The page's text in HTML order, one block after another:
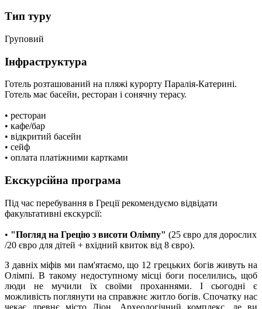
Тип туру
Груповий
Інфраструктура
Готель розташований на пляжі курорту Паралія-Катерині.
Готель має басейн, ресторан і сонячну терасу.
• ресторан
• кафе/бар
• відкритий басейн
• сейф
• оплата платіжними картками
Екскурсійна програма
Під час перебування в Греції рекомендуємо відвідати
факультативні екскурсії:
• "Погляд на Грецію з висоти Олімпу" (25 євро для дорослих
/20 євро для дітей + вхідний квиток від 8 євро).
З давніх міфів ми пам'ятаємо, що 12 грецьких богів живуть на
Олімпі. В такому недоступному місці боги поселились, щоб
люди не мучили їх своїми проханнями. І сьогодні є
можливість поглянути на справжнє житло богів. Спочатку нас
чекає древнє місто Діон. Археологічний комплекс, де ви